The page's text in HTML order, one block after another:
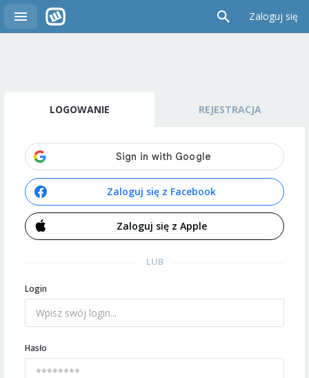
Zaloguj się
LOGOWANIE REJESTRACJA
Zaloguj się z Facebook
Zaloguj się z Apple
LUB
Login
Hasło